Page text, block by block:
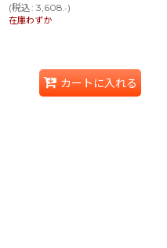
(税込: 3,608.-)
在庫わずか
カートに入れる